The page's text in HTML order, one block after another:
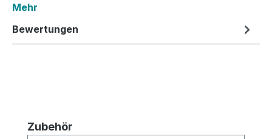
Mehr
Bewertungen
Produktgalerie überspringen
Zubehör